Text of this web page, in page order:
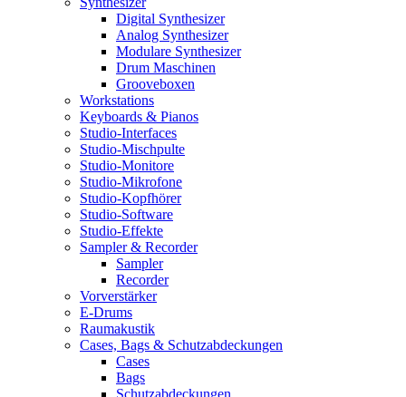
Digital Synthesizer
Analog Synthesizer
Modulare Synthesizer
Drum Maschinen
Grooveboxen
Workstations
Keyboards & Pianos
Studio-Interfaces
Studio-Mischpulte
Studio-Monitore
Studio-Mikrofone
Studio-Kopfhörer
Studio-Software
Studio-Effekte
Sampler & Recorder
Sampler
Recorder
Vorverstärker
E-Drums
Raumakustik
Cases, Bags & Schutzabdeckungen
Cases
Bags
Schutzabdeckungen